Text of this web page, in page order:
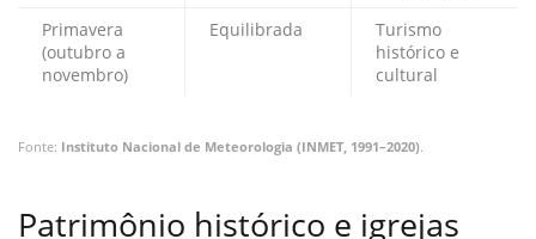
Primavera
(outubro a
novembro)
Equilibrada
Turismo
histórico e
cultural
Fonte: Instituto Nacional de Meteorologia (INMET, 1991–2020).
Patrimônio histórico e igrejas